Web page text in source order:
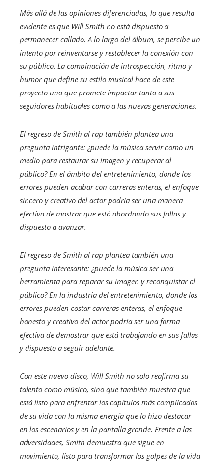
Más allá de las opiniones diferenciadas, lo que resulta
evidente es que Will Smith no está dispuesto a
permanecer callado. A lo largo del álbum, se percibe un
intento por reinventarse y restablecer la conexión con
su público. La combinación de introspección, ritmo y
humor que define su estilo musical hace de este
proyecto uno que promete impactar tanto a sus
seguidores habituales como a las nuevas generaciones.
El regreso de Smith al rap también plantea una
pregunta intrigante: ¿puede la música servir como un
medio para restaurar su imagen y recuperar al
público? En el ámbito del entretenimiento, donde los
errores pueden acabar con carreras enteras, el enfoque
sincero y creativo del actor podría ser una manera
efectiva de mostrar que está abordando sus fallas y
dispuesto a avanzar.
El regreso de Smith al rap plantea también una
pregunta interesante: ¿puede la música ser una
herramienta para reparar su imagen y reconquistar al
público? En la industria del entretenimiento, donde los
errores pueden costar carreras enteras, el enfoque
honesto y creativo del actor podría ser una forma
efectiva de demostrar que está trabajando en sus fallas
y dispuesto a seguir adelante.
Con este nuevo disco, Will Smith no solo reafirma su
talento como músico, sino que también muestra que
está listo para enfrentar los capítulos más complicados
de su vida con la misma energía que lo hizo destacar
en los escenarios y en la pantalla grande. Frente a las
adversidades, Smith demuestra que sigue en
movimiento, listo para transformar los golpes de la vida